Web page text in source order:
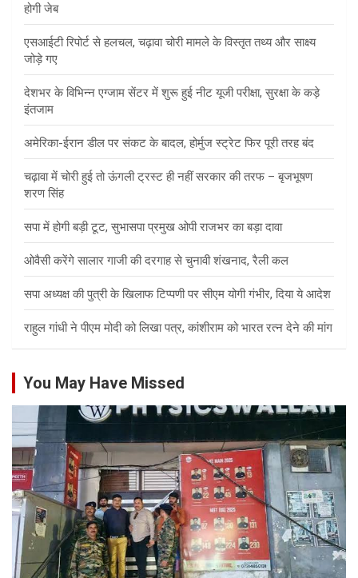
होगी जेब
एसआईटी रिपोर्ट से हलचल, चढ़ावा चोरी मामले के विस्तृत तथ्य और साक्ष्य
जोड़े गए
देशभर के विभिन्न एग्जाम सेंटर में शुरू हुई नीट यूजी परीक्षा, सुरक्षा के कड़े
इंतजाम
अमेरिका-ईरान डील पर संकट के बादल, होर्मुज स्ट्रेट फिर पूरी तरह बंद
चढ़ावा में चोरी हुई तो ऊंगली ट्रस्ट ही नहीं सरकार की तरफ – बृजभूषण
शरण सिंह
सपा में होगी बड़ी टूट, सुभासपा प्रमुख ओपी राजभर का बड़ा दावा
ओवैसी करेंगे सालार गाजी की दरगाह से चुनावी शंखनाद, रैली कल
सपा अध्यक्ष की पुत्री के खिलाफ टिप्पणी पर सीएम योगी गंभीर, दिया ये आदेश
राहुल गांधी ने पीएम मोदी को लिखा पत्र, कांशीराम को भारत रत्न देने की मांग
You May Have Missed